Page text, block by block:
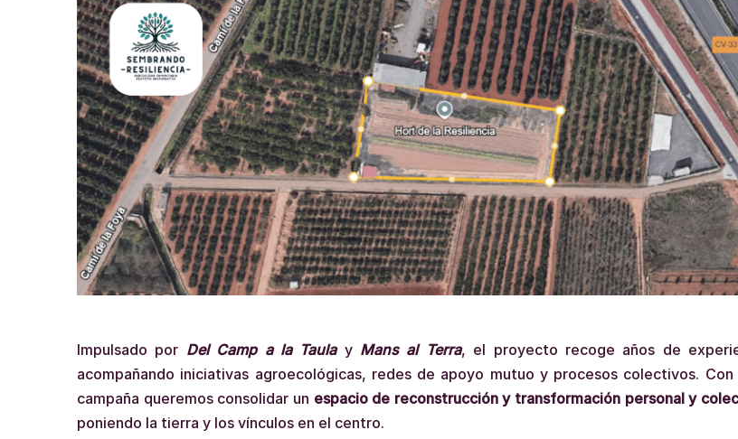
Impulsado por Del Camp a la Taulay Mans al Terra, el proyecto recoge años de
acompañando iniciativas agroecológicas, redes de apoyo mutuo y procesos colectivos. Con
campaña queremos consolidar un espacio de reconstrucción y transformación personal y
poniendo la tierra y los vínculos en el centro.